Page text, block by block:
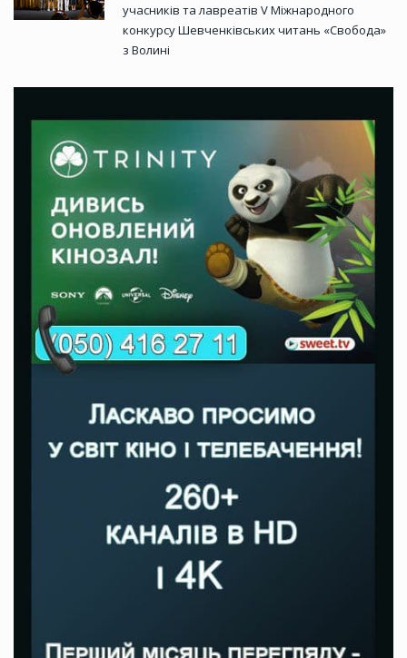
учасників та лавреатів V Міжнародного
конкурсу Шевченківських читань «Свобода»
з Волині